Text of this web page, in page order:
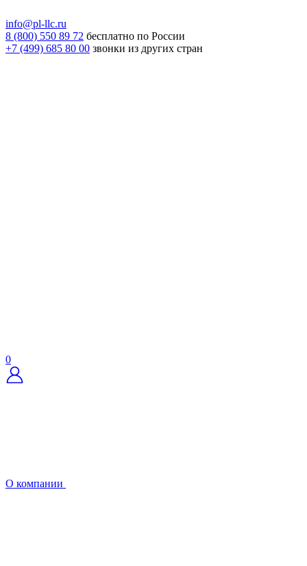
info@pl-llc.ru
8 (800) 550 89 72 бесплатно по России
+7 (499) 685 80 00 звонки из других стран
0
О компании